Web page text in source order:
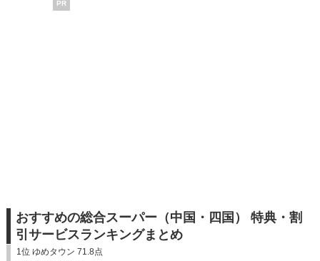
PR
おすすめの総合スーパー（中国・四国） 特典・割
引サービスランキングまとめ
1位 ゆめタウン 71.8点